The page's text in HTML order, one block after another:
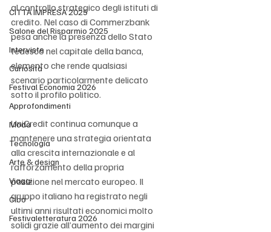
CITTÀ IMPRESA 2025
Salone del Risparmio 2025
Interviste
Curiosità
Festival Economia 2026
Approfondimenti
Moda
Tecnologia
Arte & design
Viaggi
Cibo
Festivaletteratura 2026
al controllo strategico degli istituti di
credito. Nel caso di Commerzbank
pesa anche la presenza dello Stato
tedesco nel capitale della banca,
elemento che rende qualsiasi
scenario particolarmente delicato
sotto il profilo politico.
UniCredit continua comunque a
mantenere una strategia orientata
alla crescita internazionale e al
rafforzamento della propria
posizione nel mercato europeo. Il
gruppo italiano ha registrato negli
ultimi anni risultati economici molto
solidi grazie all’aumento dei margini